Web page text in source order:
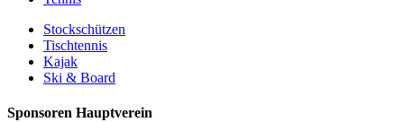
Stockschützen
Tischtennis
Kajak
Ski & Board
Sponsoren Hauptverein